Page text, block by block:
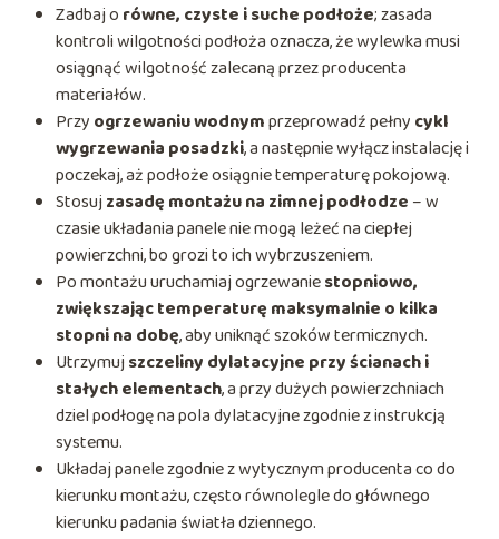
Zadbaj o równe, czyste i suche podłoże; zasada
kontroli wilgotności podłoża oznacza, że wylewka musi
osiągnąć wilgotność zalecaną przez producenta
materiałów.
Przy ogrzewaniu wodnymprzeprowadź pełny cykl
wygrzewania posadzki, a następnie wyłącz instalację i
poczekaj, aż podłoże osiągnie temperaturę pokojową.
Stosujzasadę montażu na zimnej podłodze – w
czasie układania panele nie mogą leżeć na ciepłej
powierzchni, bo grozi to ich wybrzuszeniem.
Po montażu uruchamiaj ogrzewaniestopniowo,
zwiększając temperaturę maksymalnie o kilka
stopni na dobę, aby uniknąć szoków termicznych.
Utrzymujszczeliny dylatacyjne przy ścianach i
stałych elementach, a przy dużych powierzchniach
dziel podłogę na pola dylatacyjne zgodnie z instrukcją
systemu.
Układaj panele zgodnie z wytycznym producenta co do
kierunku montażu, często równolegle do głównego
kierunku padania światła dziennego.